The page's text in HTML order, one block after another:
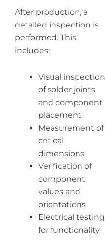
After production, a
detailed inspection is
performed. This
includes:
Visual inspection
of solder joints
and component
placement
Measurement of
critical
dimensions
Verification of
component
values and
orientations
Electrical testing
for functionality